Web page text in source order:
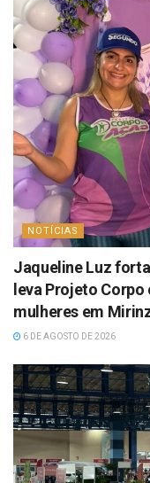
NOTÍCIAS
Jaqueline Luz
leva Projeto Corpo
mulheres em
6 DE AGOSTO DE 2026